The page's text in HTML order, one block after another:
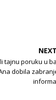
NEXT
tajnu poruku u
dobila